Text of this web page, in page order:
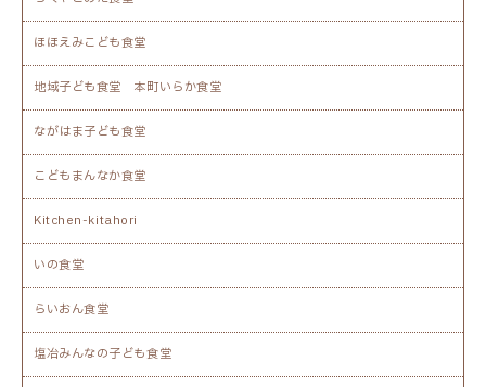
ほほえみこども食堂
地域子ども食堂 本町いらか食堂
ながはま子ども食堂
こどもまんなか食堂
Kitchen-kitahori
いの食堂
らいおん食堂
塩冶みんなの子ども食堂